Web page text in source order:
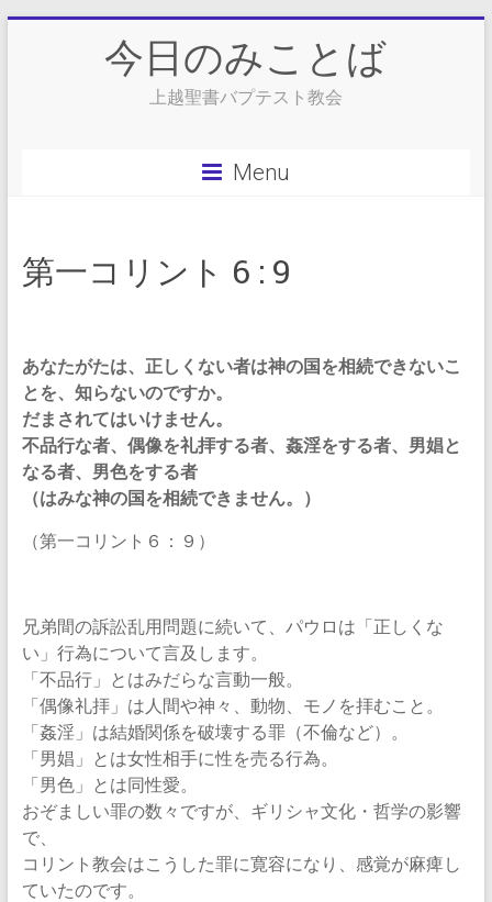
今日のみことば
上越聖書バプテスト教会
Menu
第一コリント 6 : 9
あなたがたは、正しくない者は神の国を相続できないこ
とを、知らないのですか。
だまされてはいけません。
不品行な者、偶像を礼拝する者、姦淫をする者、男娼と
なる者、男色をする者
（はみな神の国を相続できません。）
（第一コリント６：９）
兄弟間の訴訟乱用問題に続いて、パウロは「正しくな
い」行為について言及します。
「不品行」とはみだらな言動一般。
「偶像礼拝」は人間や神々、動物、モノを拝むこと。
「姦淫」は結婚関係を破壊する罪（不倫など）。
「男娼」とは女性相手に性を売る行為。
「男色」とは同性愛。
おぞましい罪の数々ですが、ギリシャ文化・哲学の影響
で、
コリント教会はこうした罪に寛容になり、感覚が麻痺し
ていたのです。